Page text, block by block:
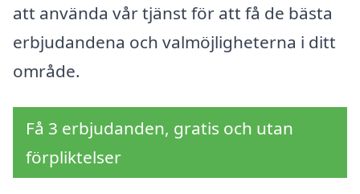
att använda vår tjänst för att få de bästa
erbjudandena och valmöjligheterna i ditt
område.
Få 3 erbjudanden, gratis och utan
förpliktelser